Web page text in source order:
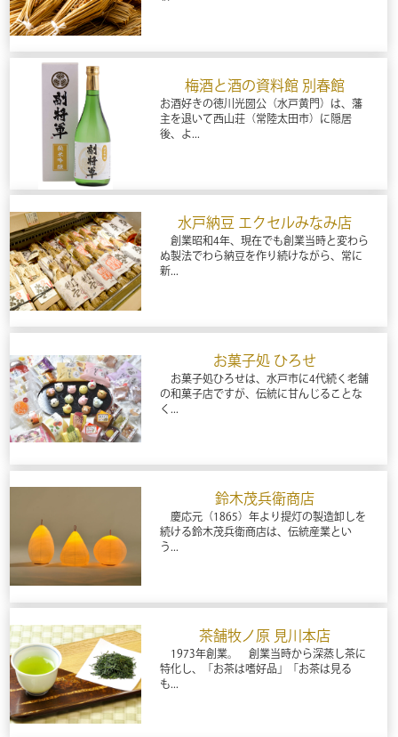
梅酒と酒の資料館 別春館
お酒好きの徳川光圀公（水戸黄門）は、藩
主を退いて西山荘（常陸太田市）に隠居
後、よ...
水戸納豆 エクセルみなみ店
創業昭和4年、現在でも創業当時と変わら
ぬ製法でわら納豆を作り続けながら、常に
新...
お菓子処 ひろせ
お菓子処ひろせは、水戸市に4代続く老舗
の和菓子店ですが、伝統に甘んじることな
く...
鈴木茂兵衛商店
慶応元（1865）年より提灯の製造卸しを
続ける鈴木茂兵衛商店は、伝統産業とい
う...
茶舗牧ノ原 見川本店
1973年創業。 創業当時から深蒸し茶に
特化し、「お茶は嗜好品」「お茶は見る
も...